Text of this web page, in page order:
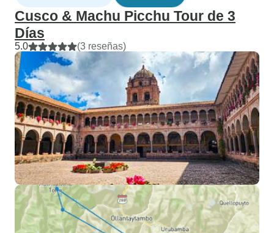
Cusco & Machu Picchu Tour de 3
Días
5.0 (3 reseñas)